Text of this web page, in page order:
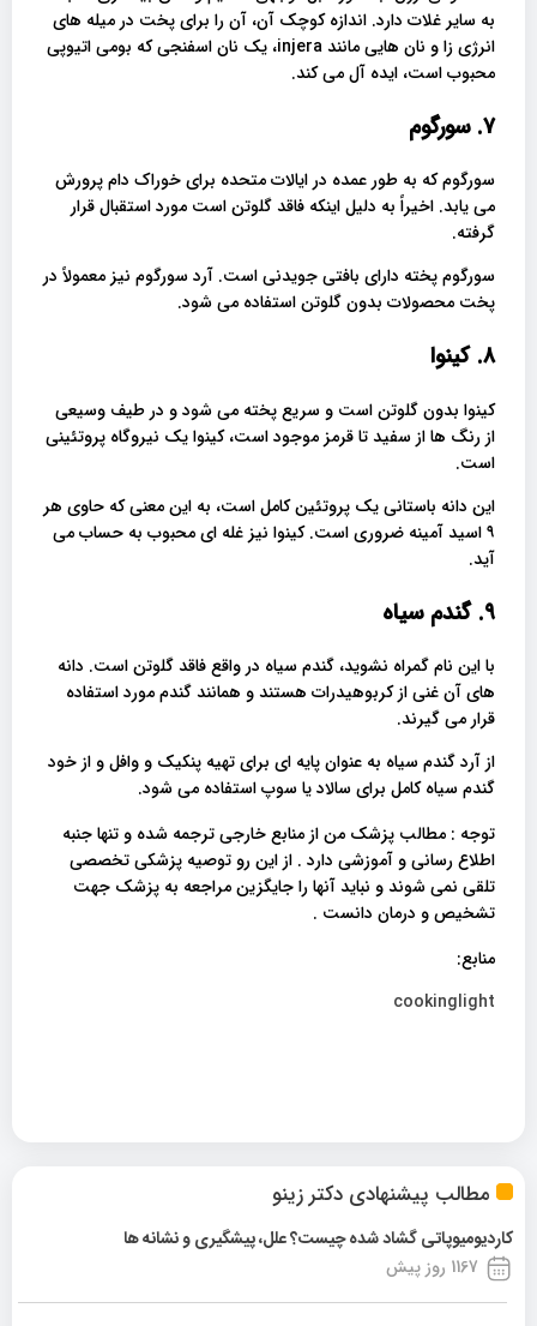
مطالب پیشنهادی دکتر زینو
کاردیومیوپاتی گشاد شده چیست؟ علل، پیشگیری و نشانه ها
1167 روز پیش
به سایر غلات دارد. اندازه کوچک آن، آن را برای پخت در میله های
انرژی زا و نان هایی مانند injera، یک نان اسفنجی که بومی اتیوپی
محبوب است، ایده آل می کند.
۷. سورگوم
سورگوم که به طور عمده در ایالات متحده برای خوراک دام پرورش
می یابد. اخیراً به دلیل اینکه فاقد گلوتن است مورد استقبال قرار
گرفته.
سورگوم پخته دارای بافتی جویدنی است. آرد سورگوم نیز معمولاً در
پخت محصولات بدون گلوتن استفاده می شود.
۸. کینوا
کینوا بدون گلوتن است و سریع پخته می شود و در طیف وسیعی
از رنگ ها از سفید تا قرمز موجود است، کینوا یک نیروگاه پروتئینی
است.
این دانه باستانی یک پروتئین کامل است، به این معنی که حاوی هر
۹ اسید آمینه ضروری است. کینوا نیز غله ای محبوب به حساب می
آید.
۹. گندم سیاه
با این نام گمراه نشوید، گندم سیاه در واقع فاقد گلوتن است. دانه
های آن غنی از کربوهیدرات هستند و همانند گندم مورد استفاده
قرار می گیرند.
از آرد گندم سیاه به عنوان پایه ای برای تهیه پنکیک و وافل و از خود
گندم سیاه کامل برای سالاد یا سوپ استفاده می شود.
توجه : مطالب پزشک من از منابع خارجی ترجمه شده و تنها جنبه
اطلاع رسانی و آموزشی دارد . از این رو توصیه پزشکی تخصصی
تلقی نمی شوند و نباید آنها را جایگزین مراجعه به پزشک جهت
تشخیص و درمان دانست .
منابع:
cookinglight